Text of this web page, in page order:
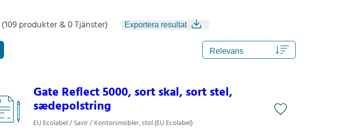
(109 produkter & 0 Tjänster) Exportera resultat
Gate Reflect 5000, sort skal, sort stel,
sædepolstring
EU Ecolabel / Savir / Kontorsmöbler, stol (EU Ecolabel)